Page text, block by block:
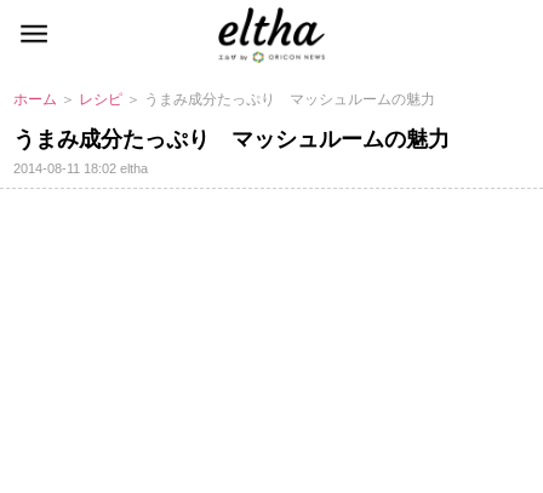
ホーム ＞ レシピ ＞ うまみ成分たっぷり マッシュルームの魅力
うまみ成分たっぷり マッシュルームの魅力
2014-08-11 18:02eltha